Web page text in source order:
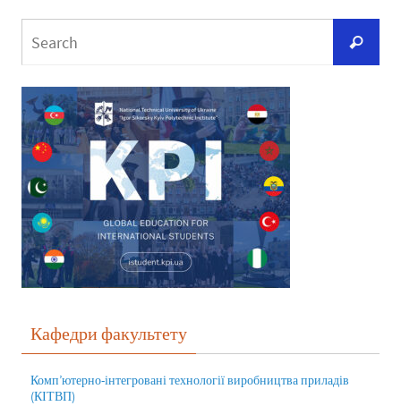
Кафедри факультету
Комп’ютерно-інтегровані технології виробництва приладів
(КІТВП)